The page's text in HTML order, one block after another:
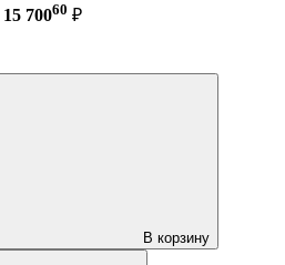
15 70060 ₽
В корзину